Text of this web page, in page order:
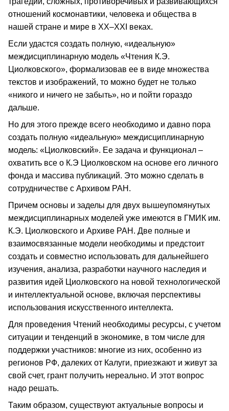
отношений космонавтики, человека и общества в
нашей стране и мире в XX–XXI веках.
Если удастся создать полную, «идеальную»
междисциплинарную модель «Чтения К.Э.
Циолковского», формализовав ее в виде множества
текстов и изображений, то можно будет не только
«никого и ничего не забыть», но и пойти гораздо
дальше.
Но для этого прежде всего необходимо и давно пора
создать полную «идеальную» междисциплинарную
модель: «Циолковский». Ее задача и функционал –
охватить все о К.Э Циолковском на основе его личного
фонда и массива публикаций. Это можно сделать в
сотрудничестве с Архивом РАН.
Причем основы и заделы для двух вышеупомянутых
междисциплинарных моделей уже имеются в ГМИК им.
К.Э. Циолковского и Архиве РАН. Две полные и
взаимосвязанные модели необходимы и предстоит
создать и совместно использовать для дальнейшего
изучения, анализа, разработки научного наследия и
развития идей Циолковского на новой технологической
и интеллектуальной основе, включая перспективы
использования искусственного интеллекта.
Для проведения Чтений необходимы ресурсы, с учетом
ситуации и тенденций в экономике, в том числе для
поддержки участников: многие из них, особенно из
регионов РФ, далеких от Калуги, приезжают и живут за
свой счет, грант получить нереально. И этот вопрос
надо решать.
Таким образом, существуют актуальные вопросы и